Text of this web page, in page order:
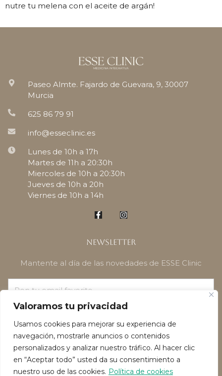
Valoramos tu privacidad
Usamos cookies para mejorar su experiencia de
navegación, mostrarle anuncios o contenidos
personalizados y analizar nuestro tráfico. Al hacer clic
en “Aceptar todo” usted da su consentimiento a
nuestro uso de las cookies. Política de cookies
nutre tu melena con el aceite de argán!
Paseo Almte. Fajardo de Guevara, 9, 30007
Murcia
625 86 79 91
info@esseclinic.es
Lunes de 10h a 17h
Martes de 11h a 20:30h
Miercoles de 10h a 20:30h
Jueves de 10h a 20h
Viernes de 10h a 14h
Newsletter
Mantente al día de las novedades de ESSE Clinic
¡SUSCRÍBETE!